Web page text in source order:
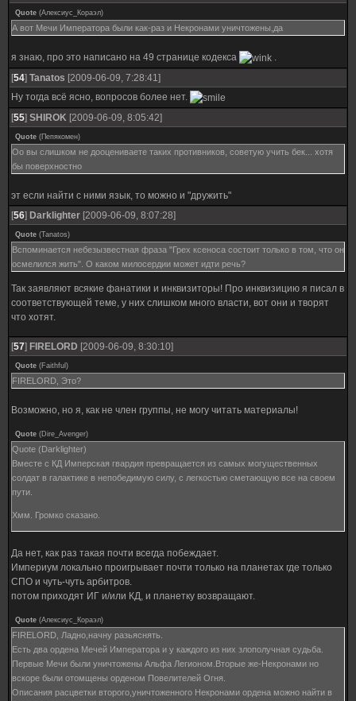
Quote (Алексиус_Кораэл)
А вот Мечи Императора были как-раз и Некронами уничтожены,да
я знаю, про это написано на 49 странице кодекса
.
[54] Tanatos [2009-06-09, 7:28:41]
Ну тогда всё ясно, вопросов более нет.
[55] SHIROK [2009-06-09, 8:05:42]
Quote (Пепякомен)
Оо вы слишком не дооцениваете таких противников, советую учить бек... хотя
бы поверхностно
эт если найти с ними язык, то можно и "дружить"
[56] Darklighter [2009-06-09, 8:07:28]
Quote (Tanatos)
Вспоминается небезызвестная фраза "Грех ксеноса состоит только в том, что он
осмелился жить". О каком милосердии может идти речь?
Так заявляют всякие фанатики и инквизиторы! Про инквизицию я писал в
соответствующей теме, у них слишком много власти, вот они и творят
что хотят.
[57] FIRELORD [2009-06-09, 8:30:10]
Quote (Faithful )
FIRELORD, Это?
Возможно, но я, как не член группы, не могу читать материалы!
Quote (Dire_Avenger)
Quote (Darklighter)
Вместе с КД Имперская гвардия превращается из самых могущественных
солдат в галактике в непобедимую силу, с легкостью сметающую все на своем
пути.
Хмм. Громко сказано.
Да нет, как раз такая почти всегда побеждает.
Империум локально проигрывает почти только на планетах где только
СПО и чуть-чуть арбитров.
потом приходят ИГ и/или КД, и планетку возвращают.
Quote (Алексиус_Кораэл)
FIRELORD, Ладно,начну разьяснять.
Есть два ордена Мечей Императора и у каждого из них злополучная судьба.
Первые Мечи были уничтожены Альфа Легионом.Вторые же-Некронами но
вскоре были отомщены орденом Повелителей Огня.
Описания расцветки второго,уничтоженного Некронами ордена можно найти в